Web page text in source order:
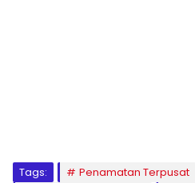
Tags:
Penamatan Terpusat